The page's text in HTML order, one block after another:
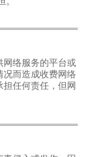
网络服务的平台或
而造成收费网络
担任何责任，但网